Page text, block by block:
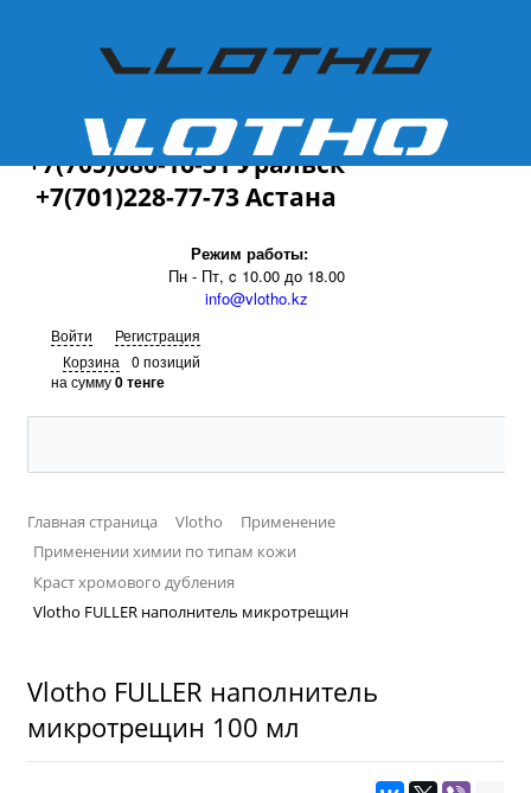
+7(701)228-77-73
+7(705)686-16-31 Уральск
+7(701)228-77-73 Астана
Режим работы:
Пн - Пт, c 10.00 до 18.00
info@vlotho.kz
Войти
Регистрация
Корзина
0 позиций
на сумму0 тенге
Главная страница Vlotho
Применение
Применении химии по типам кожи
Краст хромового дубления
Vlotho FULLER наполнитель микротрещин
Vlotho FULLER наполнитель
микротрещин 100 мл